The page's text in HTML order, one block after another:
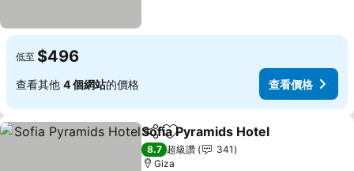
低至 $496
查看其他 4 個網站的價格 查看價格
分享 加入我的最愛
Sofia Pyramids Hotel
8.7 超級讚
341
Giza